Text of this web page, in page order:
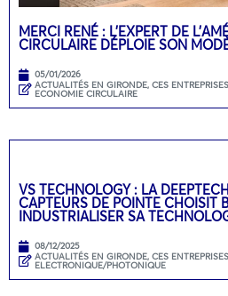
MERCI RENÉ : L’EXPERT DE
CIRCULAIRE DÉPLOIE SON
05/01/2026
ACTUALITÉS EN GIRONDE, CES
ECONOMIE CIRCULAIRE
VS TECHNOLOGY : LA
CAPTEURS DE POINTE CHOISIT
INDUSTRIALISER SA
08/12/2025
ACTUALITÉS EN GIRONDE, CES
ELECTRONIQUE/PHOTONIQUE